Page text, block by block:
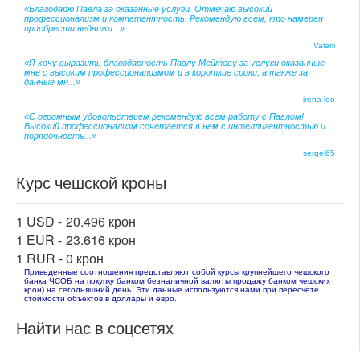
«Благодарю Павла за оказанные услуги. Отмечаю высокий
профессионализм и компетентность. Рекомендую всем, кто намерен
приобрести недвижи...»
Valerii
«Я хочу выразить благодарность Павлу Мейтову за услуги оказанные
мне с высоким профессионализмом и в короткие сроки, а также за
данные мн...»
irena-leo
«С огромным удовольствием рекомендую всем работу с Павлом!
Высокий профессионализм сочетается в нем с интеллигентностью и
порядочность...»
sergei65
Курс чешской кроны
1 USD - 20.496 крон
1 EUR - 23.616 крон
1 RUR -0 крон
Приведенные соотношения представляют собой курсы крупнейшего чешского
банка ЧСОБ на покупку банком безналичной валюты продажу банком чешских
крон) на сегодняшний день. Эти данные используются нами при пересчете
стоимости объектов в доллары и евро.
Найти нас в соцсетях